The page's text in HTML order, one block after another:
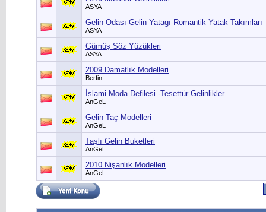
ASYA
Gelin Odası-Gelin Yatagı-Romantik Yatak Takımları
ASYA
Gümüş Söz Yüzükleri
ASYA
2009 Damatlık Modelleri
Berfin
İslami Moda Defilesi -Tesettür Gelinlikler
AnGeL
Gelin Taç Modelleri
AnGeL
Taşlı Gelin Buketleri
AnGeL
2010 Nişanlık Modelleri
AnGeL